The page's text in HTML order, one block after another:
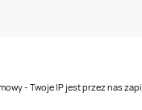
- Twoje IP jest przez nas